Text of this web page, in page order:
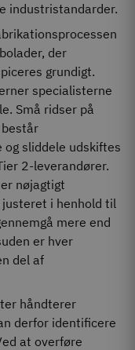
industristandarder.
der
grundigt.
specialisterne
Små ridser på
sliddele udskiftes
2-leverandører.
nøjagtigt
i henhold til
mere end
er hver
del af
håndterer
derfor identificere
at overføre